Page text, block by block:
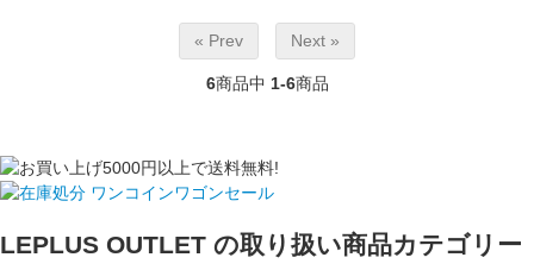
« Prev Next »
6商品中 1-6商品
LEPLUS OUTLET の取り扱い商品カテゴリー